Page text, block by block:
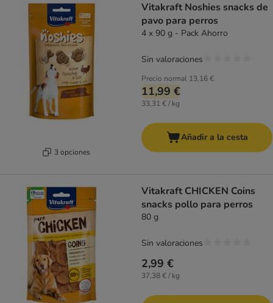
3 opciones
Vitakraft Noshies snacks de
pavo para perros
4 x 90 g - Pack Ahorro
Precio normal 13,16 €
11,99 €
33,31 € / kg
Sin valoraciones
Añadir a la cesta
Vitakraft CHICKEN Coins
snacks pollo para perros
80 g
2,99 €
37,38 € / kg
Sin valoraciones